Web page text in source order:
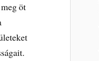
öt